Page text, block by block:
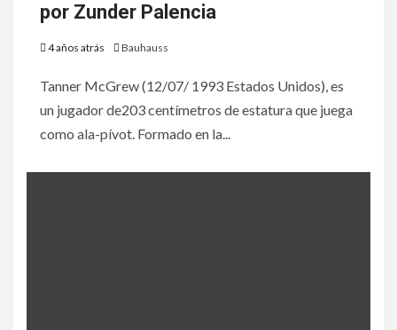
por Zunder Palencia
4 años atrás Bauhauss
Tanner McGrew (12/07/ 1993 Estados Unidos), es
un jugador de203 centímetros de estatura que juega
como ala-pívot. Formado en la...